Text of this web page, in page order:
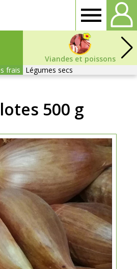
Viandes et poissons
frais
Légumes secs
500 g